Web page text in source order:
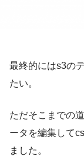
最終的にはs3の
たい。
ただそこまでの
ータを編集して
ました。